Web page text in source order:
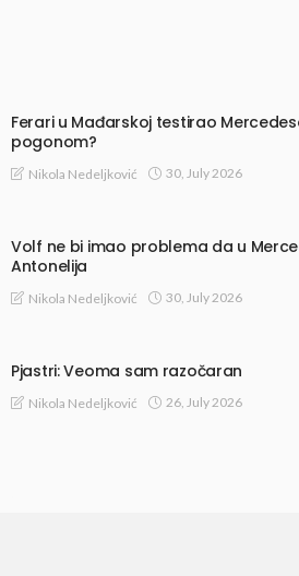
Ferari u Mađarskoj testirao
pogonom?
Nikola Nedeljković 30, July 2026
Volf ne bi imao problema da u
Antonelija
Nikola Nedeljković 30, July 2026
Pjastri: Veoma sam razočaran
Nikola Nedeljković 26, July 2026